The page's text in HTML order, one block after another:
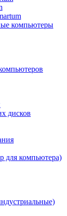
компьютеры
дисков
для компьютера)